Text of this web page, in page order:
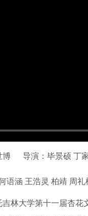
博 导演：毕景硕 丁
语涵 王浩灵 柏靖 周礼
林大学第十一届杏花